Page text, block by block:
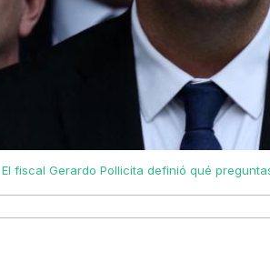
El fiscal Gerardo Pollicita definió qué